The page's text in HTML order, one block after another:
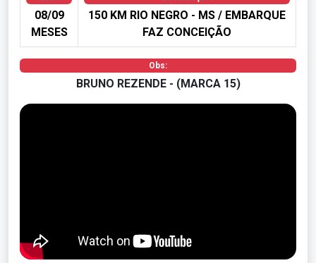
08/09
MESES
150 KM RIO NEGRO - MS / EMBARQUE
FAZ CONCEIÇÃO
Obs:
BRUNO REZENDE - (MARCA 15)